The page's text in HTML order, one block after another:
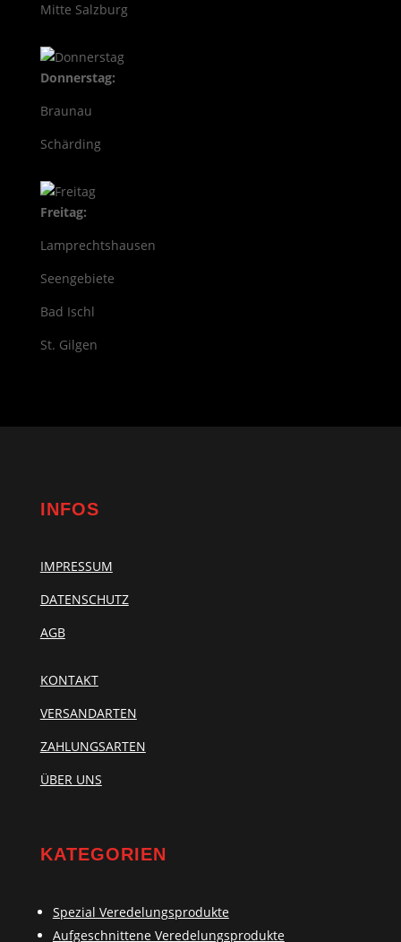
Mitte Salzburg
Donnerstag:
Braunau
Schärding
Freitag:
Lamprechtshausen
Seengebiete
Bad Ischl
St. Gilgen
INFOS
IMPRESSUM
DATENSCHUTZ
AGB
KONTAKT
VERSANDARTEN
ZAHLUNGSARTEN
ÜBER UNS
KATEGORIEN
Spezial Veredelungsprodukte
Aufgeschnittene Veredelungsprodukte